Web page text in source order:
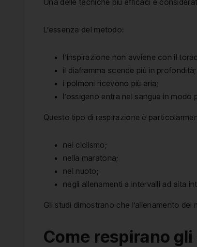
L’essenza del metodo:
l’inspirazione non avviene con il
il diaframma scende più in profondità;
i polmoni ricevono più aria;
l’ossigeno entra nel sangue in modo
Questo tipo di respirazione è
nel ciclismo;
nella maratona;
nel nuoto;
negli allenamenti a intervalli ad alta
Gli studi dimostrano che l’allenamento
Come respirano